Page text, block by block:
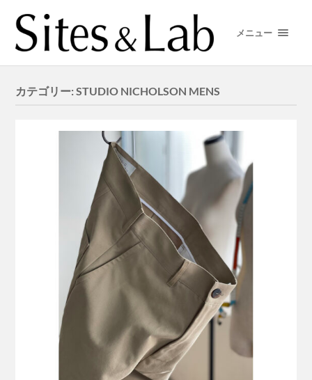
メニュー
カテゴリー:STUDIO NICHOLSON MENS